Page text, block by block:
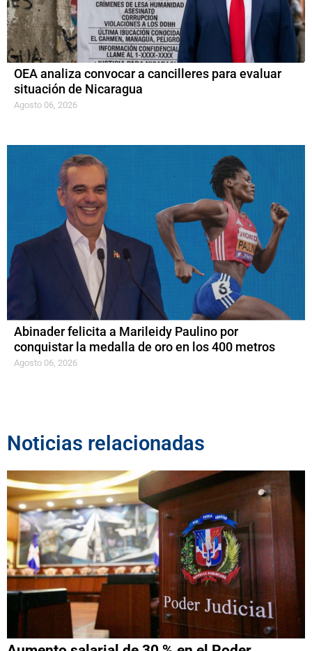
OEA analiza convocar a cancilleres para evaluar
situación de Nicaragua
Agosto 06, 2026
Abinader felicita a Marileidy Paulino por
conquistar la medalla de oro en los 400 metros
Agosto 06, 2026
Noticias relacionadas